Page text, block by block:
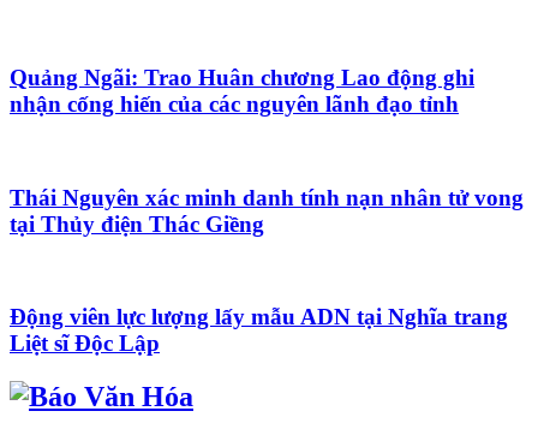
Quảng Ngãi: Trao Huân chương Lao động ghi
nhận cống hiến của các nguyên lãnh đạo tỉnh
Thái Nguyên xác minh danh tính nạn nhân tử vong
tại Thủy điện Thác Giềng
Động viên lực lượng lấy mẫu ADN tại Nghĩa trang
Liệt sĩ Độc Lập